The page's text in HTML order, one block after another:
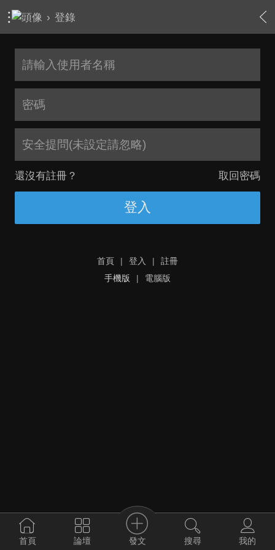
› 登錄
安全提問(未設定請忽略)
還沒有註冊？ 取回密碼
登入
首頁 | 登入 |
註冊
手機版
| 電腦版
首頁 論壇 發文 搜尋 我的